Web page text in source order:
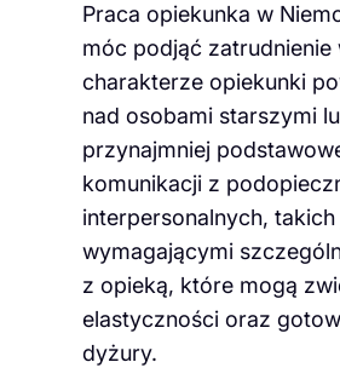
Praca opiekunka w
móc podjąć
charakterze opiekunki
nad osobami starszymi
przynajmniej
komunikacji z
interpersonalnych,
wymagającymi
z opieką, które mogą
elastyczności oraz
dyżury.